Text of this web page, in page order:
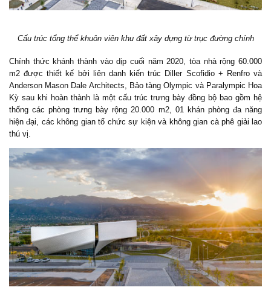
Cấu trúc tổng thể khuôn viên khu đất xây dựng từ trục đường chính
Chính thức khánh thành vào dịp cuối năm 2020, tòa nhà rộng 60.000
m2 được thiết kế bởi liên danh kiến trúc Diller Scofidio + Renfro và
Anderson Mason Dale Architects, Bảo tàng Olympic và Paralympic Hoa
Kỳ sau khi hoàn thành là một cấu trúc trưng bày đồng bộ bao gồm hệ
thống các phòng trưng bày rộng 20.000 m2, 01 khán phòng đa năng
hiện đại, các không gian tổ chức sự kiện và không gian cà phê giải lao
thú vị.